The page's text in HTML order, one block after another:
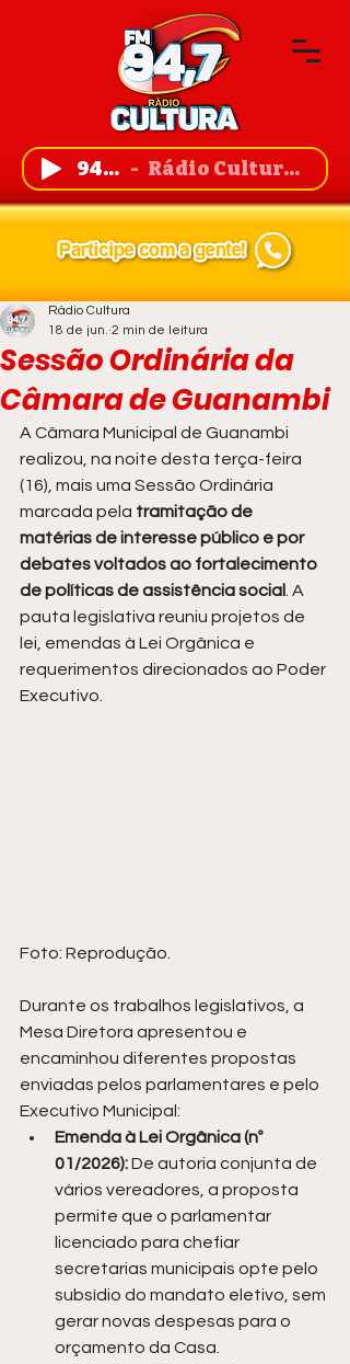
94,7 FM Rádio Cultura de Guanambi
Sessão Ordinária da
Câmara de Guanambi
Rádio Cultura
18 de jun. 2 min de leitura
A Câmara Municipal de Guanambi
realizou, na noite desta terça-feira
(16), mais uma Sessão Ordinária
marcada pela tramitação de
matérias de interesse público e por
debates voltados ao fortalecimento
de políticas de assistência social . A
pauta legislativa reuniu projetos de
lei, emendas à Lei Orgânica e
requerimentos direcionados ao Poder
Executivo.
Foto: Reprodução.
Durante os trabalhos legislativos, a
Mesa Diretora apresentou e
encaminhou diferentes propostas
enviadas pelos parlamentares e pelo
Executivo Municipal:
Emenda à Lei Orgânica (nº
01/2026): De autoria conjunta de
vários vereadores, a proposta
permite que o parlamentar
licenciado para chefiar
secretarias municipais opte pelo
subsídio do mandato eletivo, sem
gerar novas despesas para o
orçamento da Casa.